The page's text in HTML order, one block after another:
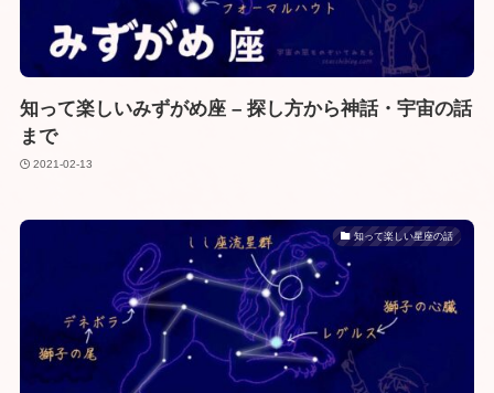
知って楽しいみずがめ座 – 探し方から神話・宇宙の話
まで
2021-02-13
知って楽しい星座の話